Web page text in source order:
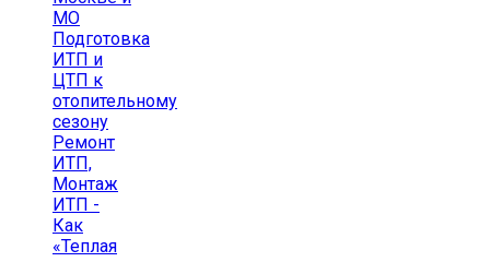
МО
Подготовка
ИТП и
ЦТП к
отопительному
сезону
Ремонт
ИТП,
Монтаж
ИТП -
Как
«Теплая